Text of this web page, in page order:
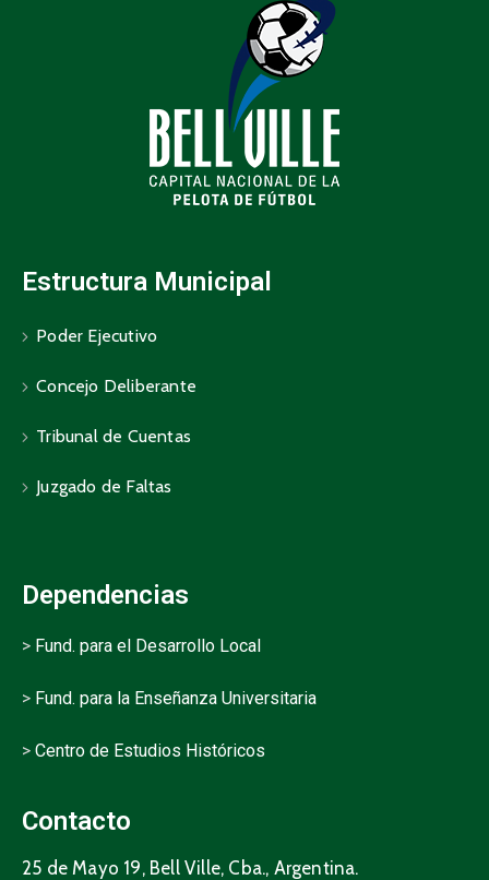
Estructura Municipal
Poder Ejecutivo
Concejo Deliberante
Tribunal de Cuentas
Juzgado de Faltas
Dependencias
> Fund. para el Desarrollo Local
> Fund. para la Enseñanza Universitaria
> Centro de Estudios Históricos
Contacto
25 de Mayo 19, Bell Ville, Cba., Argentina.